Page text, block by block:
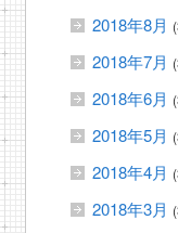
2018年8月
2018年7月
2018年6月
2018年5月
2018年4月
2018年3月